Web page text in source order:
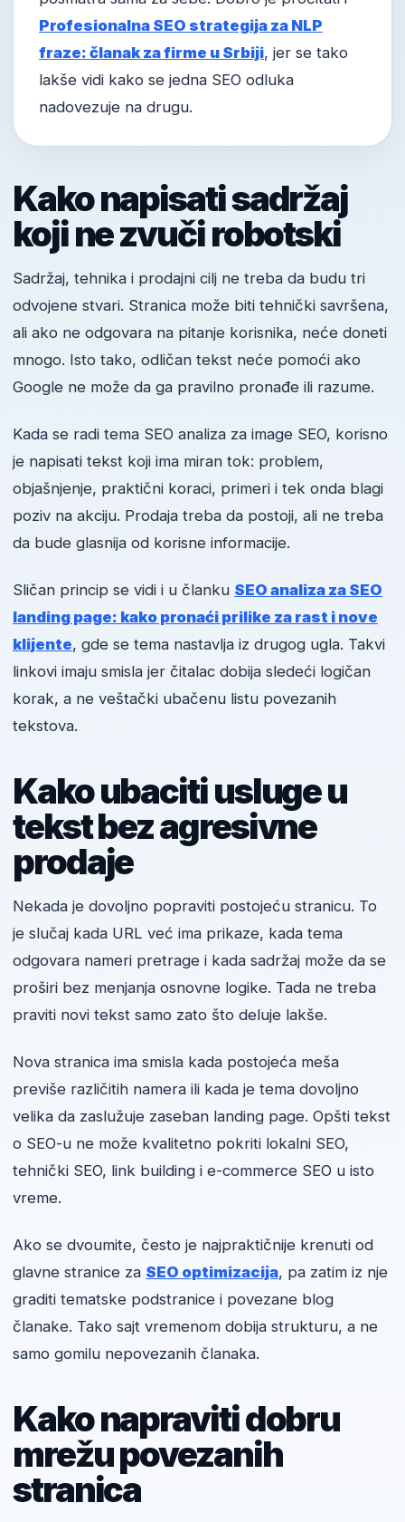
Profesionalna SEO strategija za NLP
fraze: članak za firme u Srbiji, jer se tako
lakše vidi kako se jedna SEO odluka
nadovezuje na drugu.
Kako napisati sadržaj
koji ne zvuči robotski
Sadržaj, tehnika i prodajni cilj ne treba da budu tri
odvojene stvari. Stranica može biti tehnički savršena,
ali ako ne odgovara na pitanje korisnika, neće doneti
mnogo. Isto tako, odličan tekst neće pomoći ako
Google ne može da ga pravilno pronađe ili razume.
Kada se radi tema SEO analiza za image SEO, korisno
je napisati tekst koji ima miran tok: problem,
objašnjenje, praktični koraci, primeri i tek onda blagi
poziv na akciju. Prodaja treba da postoji, ali ne treba
da bude glasnija od korisne informacije.
Sličan princip se vidi i u članku SEO analiza za SEO
landing page: kako pronaći prilike za rast i nove
klijente, gde se tema nastavlja iz drugog ugla. Takvi
linkovi imaju smisla jer čitalac dobija sledeći logičan
korak, a ne veštački ubačenu listu povezanih
tekstova.
Kako ubaciti usluge u
tekst bez agresivne
prodaje
Nekada je dovoljno popraviti postojeću stranicu. To
je slučaj kada URL već ima prikaze, kada tema
odgovara nameri pretrage i kada sadržaj može da se
proširi bez menjanja osnovne logike. Tada ne treba
praviti novi tekst samo zato što deluje lakše.
Nova stranica ima smisla kada postojeća meša
previše različitih namera ili kada je tema dovoljno
velika da zaslužuje zaseban landing page. Opšti tekst
o SEO-u ne može kvalitetno pokriti lokalni SEO,
tehnički SEO, link building i e-commerce SEO u isto
vreme.
Ako se dvoumite, često je najpraktičnije krenuti od
glavne stranice za SEO optimizacija, pa zatim iz nje
graditi tematske podstranice i povezane blog
članake. Tako sajt vremenom dobija strukturu, a ne
samo gomilu nepovezanih članaka.
Kako napraviti dobru
mrežu povezanih
stranica